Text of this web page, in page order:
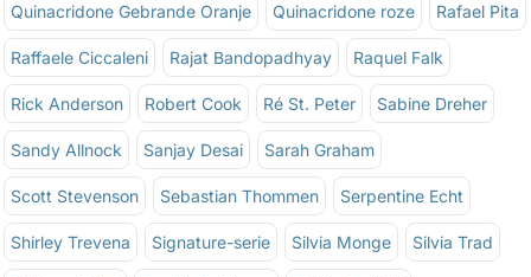
Quinacridone Gebrande Oranje Quinacridone roze Rafael Pita
Raffaele Ciccaleni Rajat Bandopadhyay Raquel Falk
Rick Anderson Robert Cook Ré St. Peter Sabine Dreher
Sandy Allnock Sanjay Desai Sarah Graham
Scott Stevenson Sebastian Thommen Serpentine Echt
Shirley Trevena Signature-serie Silvia Monge Silvia Trad